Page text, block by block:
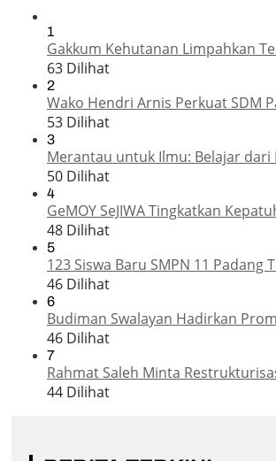
1
Gakkum Kehutanan Limpahkan
63 Dilihat
2
Wako Hendri Arnis Perkuat SDM
53 Dilihat
3
Merantau untuk Ilmu: Belajar
50 Dilihat
4
GeMOY SeJIWA Tingkatkan
48 Dilihat
5
123 Siswa Baru SMPN 11
46 Dilihat
6
Budiman Swalayan Hadirkan
46 Dilihat
7
Rahmat Saleh Minta
44 Dilihat